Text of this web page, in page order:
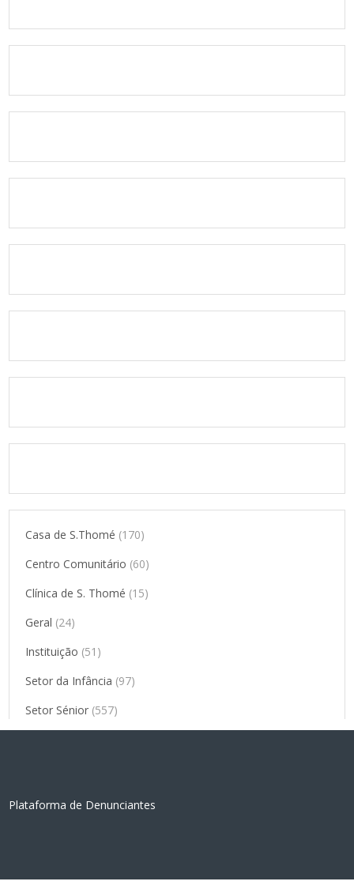
Casa de S.Thomé (170)
Centro Comunitário (60)
Clínica de S. Thomé (15)
Geral (24)
Instituição (51)
Setor da Infância (97)
Setor Sénior (557)
Plataforma de Denunciantes